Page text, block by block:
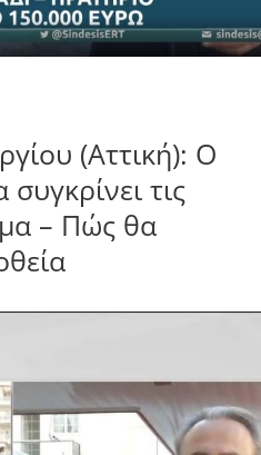
(Αττική): Ο
τις
– Πώς θα